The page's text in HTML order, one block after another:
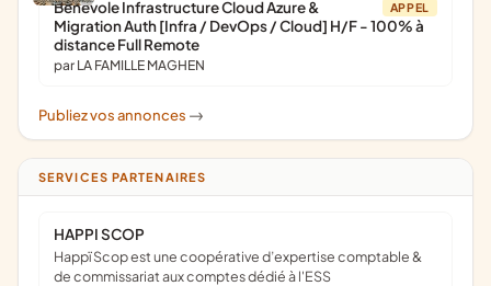
APPEL
Bénévole Infrastructure Cloud Azure &
Migration Auth [Infra / DevOps / Cloud] H/F - 100% à
distance Full Remote
par LA FAMILLE MAGHEN
Publiez vos annonces ->
SERVICES PARTENAIRES
HAPPI SCOP
Happï Scop est une coopérative d’expertise comptable &
de commissariat aux comptes dédié à l'ESS